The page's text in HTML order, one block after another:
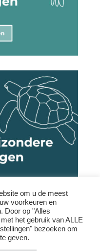
om u de meest
voorkeuren en
Door op "Alles
het gebruik van ALLE
bezoeken om
geven.